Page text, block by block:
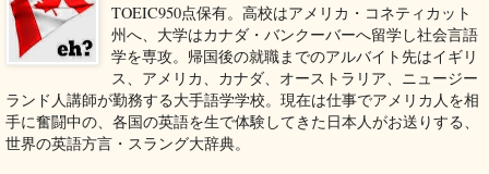
TOEIC950点保有。高校はアメリカ・コネティカット
州へ、大学はカナダ・バンクーバーへ留学し社会言語
学を専攻。帰国後の就職までのアルバイト先はイギリ
ス、アメリカ、カナダ、オーストラリア、ニュージー
ランド人講師が勤務する大手語学学校。現在は仕事でアメリカ人を相
手に奮闘中の、各国の英語を生で体験してきた日本人がお送りする、
世界の英語方言・スラング大辞典。